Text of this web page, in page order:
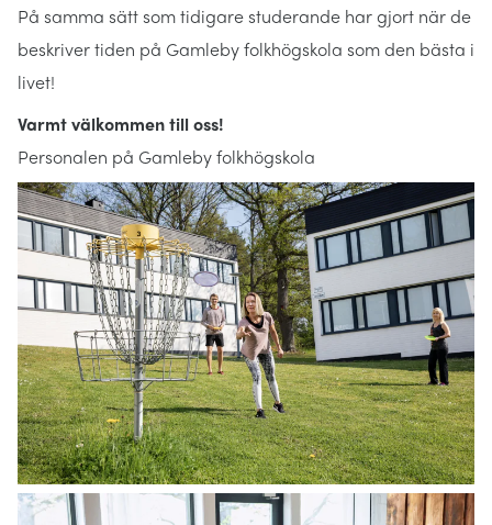
På samma sätt som tidigare studerande har gjort när de
beskriver tiden på Gamleby folkhögskola som den bästa i
livet!
Varmt välkommen till oss!
Personalen på Gamleby folkhögskola